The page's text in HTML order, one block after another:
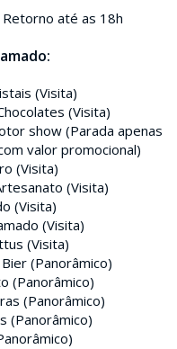
até as 18h
(Visita)
(Visita)
show (Parada apenas
valor promocional)
(Visita)
(Visita)
(Visita)
(Visita)
(Visita)
(Panorâmico)
(Panorâmico)
(Panorâmico)
(Panorâmico)